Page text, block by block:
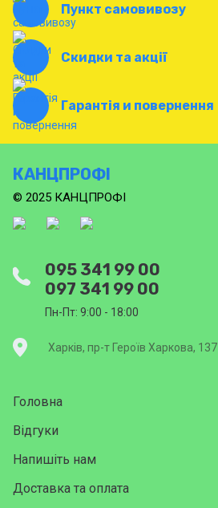
Пункт самовивозу
Скидки та акції
Гарантія и повернення
КАНЦПРОФІ
© 2025 КАНЦПРОФІ
095 341 99 00
097 341 99 00
Пн-Пт: 9:00 - 18:00
Харків, пр-т Героїв Харкова, 137
Головна
Відгуки
Напишіть нам
Доставка та оплата